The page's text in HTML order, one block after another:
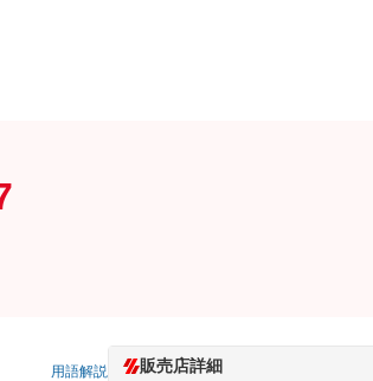
用語解説 販売店詳細